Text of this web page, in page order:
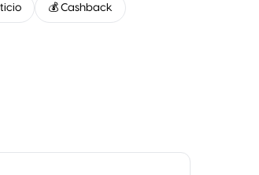
💰 Cashback